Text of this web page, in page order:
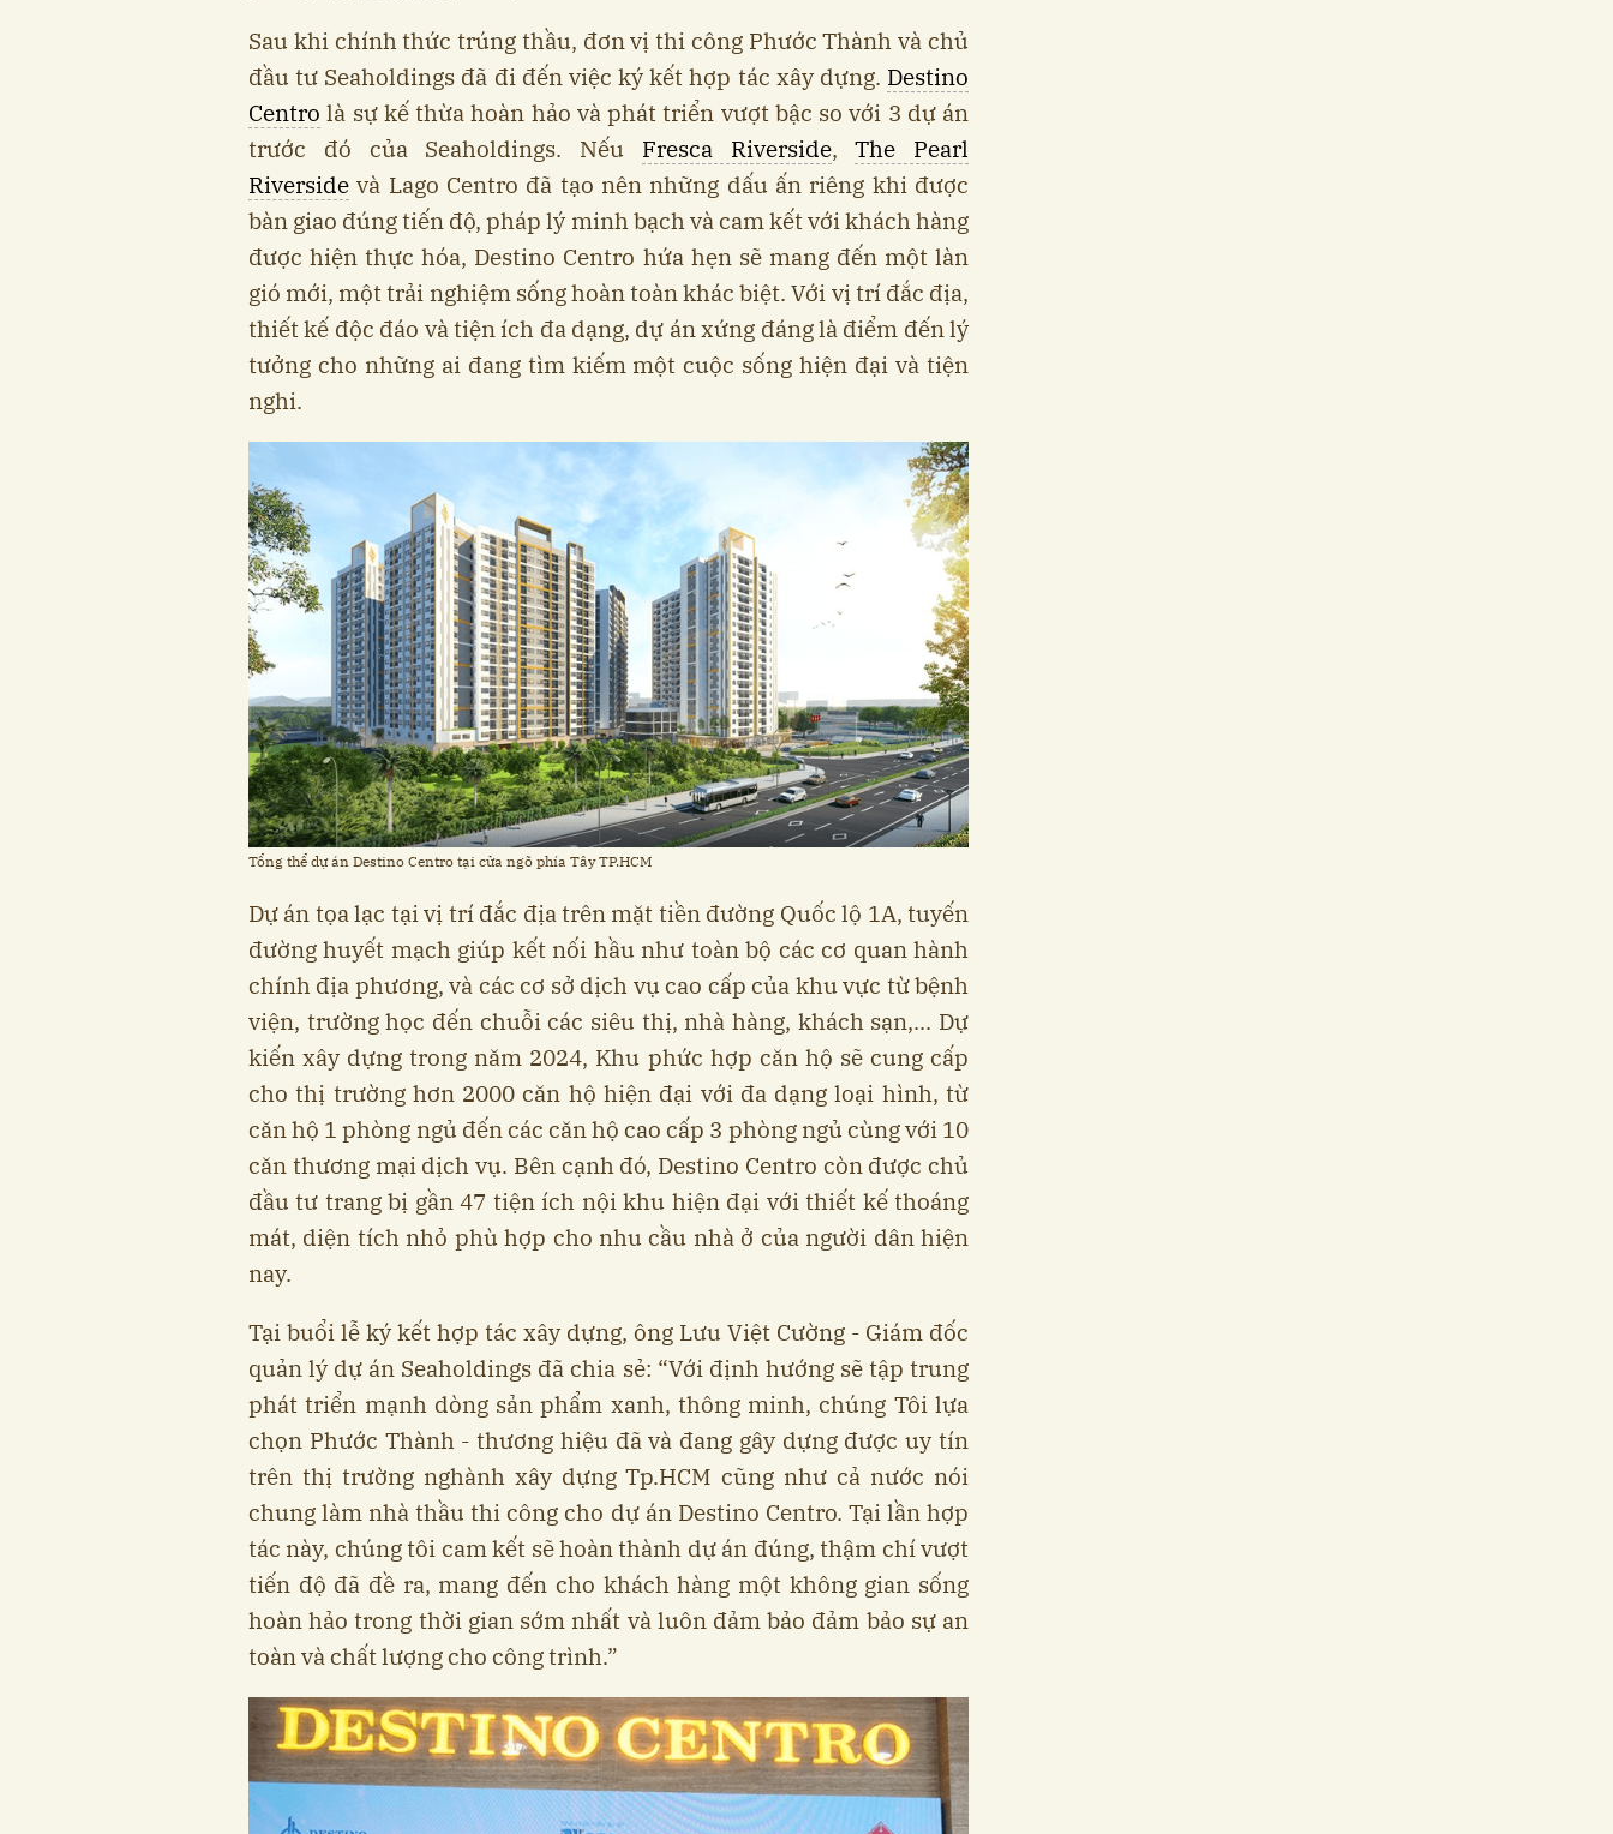
Sau khi chính thức trúng thầu, đơn vị thi công Phước Thành và chủ
đầu tư Seaholdings đã đi đến việc ký kết hợp tác xây dựng. Destino
Centro là sự kế thừa hoàn hảo và phát triển vượt bậc so với 3 dự án
trước đó của Seaholdings. Nếu Fresca Riverside,The Pearl
Riverside và Lago Centro đã tạo nên những dấu ấn riêng khi được
bàn giao đúng tiến độ, pháp lý minh bạch và cam kết với khách hàng
được hiện thực hóa, Destino Centro hứa hẹn sẽ mang đến một làn
gió mới, một trải nghiệm sống hoàn toàn khác biệt. Với vị trí đắc địa,
thiết kế độc đáo và tiện ích đa dạng, dự án xứng đáng là điểm đến lý
tưởng cho những ai đang tìm kiếm một cuộc sống hiện đại và tiện
nghi.
Tổng thể dự án Destino Centro tại cửa ngõ phía Tây TP.HCM
Dự án tọa lạc tại vị trí đắc địa trên mặt tiền đường Quốc lộ 1A, tuyến
đường huyết mạch giúp kết nối hầu như toàn bộ các cơ quan hành
chính địa phương, và các cơ sở dịch vụ cao cấp của khu vực từ bệnh
viện, trường học đến chuỗi các siêu thị, nhà hàng, khách sạn,... Dự
kiến xây dựng trong năm 2024, Khu phức hợp căn hộ sẽ cung cấp
cho thị trường hơn 2000 căn hộ hiện đại với đa dạng loại hình, từ
căn hộ 1 phòng ngủ đến các căn hộ cao cấp 3 phòng ngủ cùng với 10
căn thương mại dịch vụ. Bên cạnh đó, Destino Centro còn được chủ
đầu tư trang bị gần 47 tiện ích nội khu hiện đại với thiết kế thoáng
mát, diện tích nhỏ phù hợp cho nhu cầu nhà ở của người dân hiện
nay.
Tại buổi lễ ký kết hợp tác xây dựng, ông Lưu Việt Cường - Giám đốc
quản lý dự án Seaholdings đã chia sẻ: “Với định hướng sẽ tập trung
phát triển mạnh dòng sản phẩm xanh, thông minh, chúng Tôi lựa
chọn Phước Thành - thương hiệu đã và đang gây dựng được uy tín
trên thị trường nghành xây dựng Tp.HCM cũng như cả nước nói
chung làm nhà thầu thi công cho dự án Destino Centro. Tại lần hợp
tác này, chúng tôi cam kết sẽ hoàn thành dự án đúng, thậm chí vượt
tiến độ đã đề ra, mang đến cho khách hàng một không gian sống
hoàn hảo trong thời gian sớm nhất và luôn đảm bảo đảm bảo sự an
toàn và chất lượng cho công trình.”